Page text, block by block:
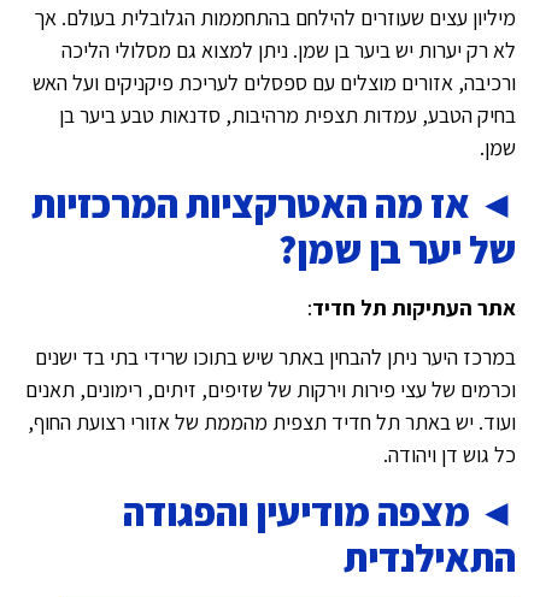
מיליון עצים שעוזרים להילחם בהתחממות הגלובלית בעולם. אך
לא רק יערות יש ביער בן שמן. ניתן למצוא גם מסלולי הליכה
ורכיבה, אזורים מוצלים עם ספסלים לעריכת פיקניקים ועל האש
בחיק הטבע, עמדות תצפית מרהיבות, סדנאות טבע ביער בן
שמן.
◄ אז מה האטרקציות המרכזיות
של יער בן שמן?
אתר העתיקות תל חדיד:
במרכז היער ניתן להבחין באתר שיש בתוכו שרידי בתי בד ישנים
וכרמים של עצי פירות וירקות של שזיפים, זיתים, רימונים, תאנים
ועוד. יש באתר תל חדיד תצפית מהממת של אזורי רצועת החוף,
כל גוש דן ויהודה.
◄ מצפה מודיעין והפגודה
התאילנדית